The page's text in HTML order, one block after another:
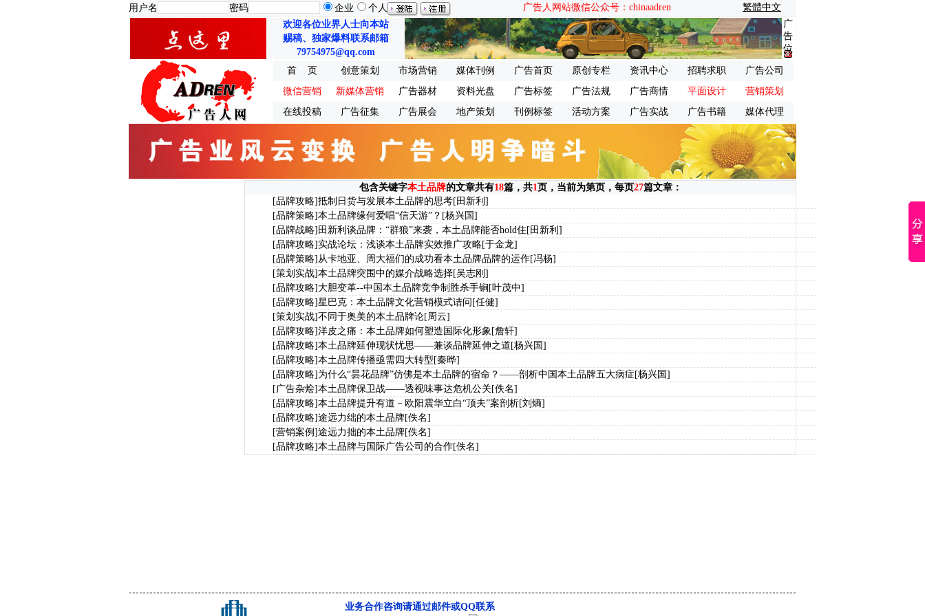
用户名 密码 企业 个人 广告人网站微信公众号：chinaadren
繁體中文
欢迎各位业界人士向本站
赐稿、独家爆料联系邮箱
79754975@qq.com
广
告
位
首 页 创意策划 市场营销 媒体刊例 广告首页 原创专栏 资讯中心 招聘求职
广告公司
微信营销
新媒体营销 广告器材 资料光盘 广告标签 广告法规 广告商情 平面设计
营销策划
在线投稿
广告征集 广告展会 地产策划 刊例标签 活动方案 广告实战 广告书籍 媒体代理
包含关键字本土品牌的文章共有18篇，共1页，当前为第页，每页27篇文章：
[品牌攻略]抵制日货与发展本土品牌的思考[田新利]
[品牌策略]本土品牌缘何爱唱“信天游”？ [杨兴国]
[品牌战略] 田新利谈品牌：“群狼”来袭，本土品牌能否hold住 [田新利]
[品牌攻略]实战论坛：浅谈本土品牌实效推广攻略[于金龙]
[品牌策略] 从卡地亚、周大福们的成功看本土品牌品牌的运作[冯杨]
[策划实战]本土品牌突围中的媒介战略选择[吴志刚]
[品牌攻略] 大胆变革--中国本土品牌竞争制胜杀手锏 [叶茂中]
[品牌攻略]星巴克：本土品牌文化营销模式诘问 [任健]
[策划实战]不同于奥美的本土品牌论[周云]
[品牌攻略]洋皮之痛：本土品牌如何塑造国际化形象 [詹轩]
[品牌攻略]本土品牌延伸现状忧思——兼谈品牌延伸之道 [杨兴国]
[品牌攻略]本土品牌传播亟需四大转型 [秦晔]
[品牌攻略] 为什么“昙花品牌”仿佛是本土品牌的宿命？——剖析中国本土品牌五大病症 [杨兴国]
[广告杂烩]本土品牌保卫战――透视味事达危机公关[佚名]
[品牌攻略]本土品牌提升有道－欧阳震华立白“顶夫”案剖析[刘熵]
[品牌攻略]途远力绌的本土品牌[佚名]
[营销案例]途远力拙的本土品牌[佚名]
[品牌攻略]本土品牌与国际广告公司的合作[佚名]
业务合作咨询请通过邮件或QQ联系